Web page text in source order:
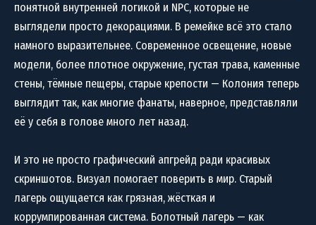
понятной внутренней логикой и NPC, которые не
выглядели просто декорациями. В ремейке всё это стало
намного выразительнее. Современное освещение, новые
модели, более плотное окружение, густая трава, каменные
стены, тёмные пещеры, старые крепости — Колония теперь
выглядит так, как многие фанаты, наверное, представляли
её у себя в голове много лет назад.
И это не просто графический апгрейд ради красивых
скриншотов. Визуал помогает поверить в мир. Старый
лагерь ощущается как грязная, жёсткая и
коррумпированная система. Болотный лагерь — как